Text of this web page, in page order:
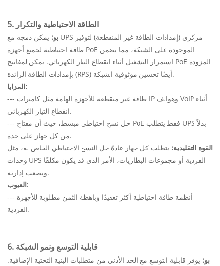
5. الطاقة الاحتياطية والتكرار
بو: يمكن دمجه مع UPS مركزي (إمدادات الطاقة غير المنقطعة) لتوفير
طاقة احتياطية لجميع أجهزة PoE الموجودة على الشبكة، مما يضمن
استمرار التشغيل أثناء انقطاع التيار الكهربائي. يمكن لمفاتيح PoE المزودة
بإمدادات الطاقة الزائدة (RPS) أيضًا تحسين موثوقية الشبكة.
المزايا:
--- طاقة غير منقطعة للأجهزة الهامة مثل كاميرات IP وهواتف VoIP أثناء
انقطاع التيار الكهربائي.
--- حل نسخ احتياطي مبسط، حيث أن مفتاح PoE فقط يتطلب UPS بدلاً
من كل جهاز على حدة.
القوة التقليدية: يتطلب كل جهاز عادةً حل النسخ الاحتياطي الخاص به، مثل
وحدات UPS الفردية أو مجموعات البطاريات، الأمر الذي قد يكون مكلفًا
ويصعب إدارته.
العيوب:
--- أنظمة طاقة احتياطية أكثر تعقيدًا وباهظة الثمن مطلوبة للأجهزة
الفردية.
6. قابلية التوسع ونمو الشبكة
بو: يوفر قابلية التوسع مع الحد الأدنى من متطلبات البنية التحتية الإضافية.